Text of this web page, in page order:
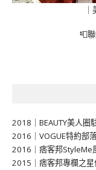
📮
2018｜BEAUTY美人圈
2016｜VOGUE特約部
2016｜痞客邦StyleMe
2015｜痞客邦專欄之星